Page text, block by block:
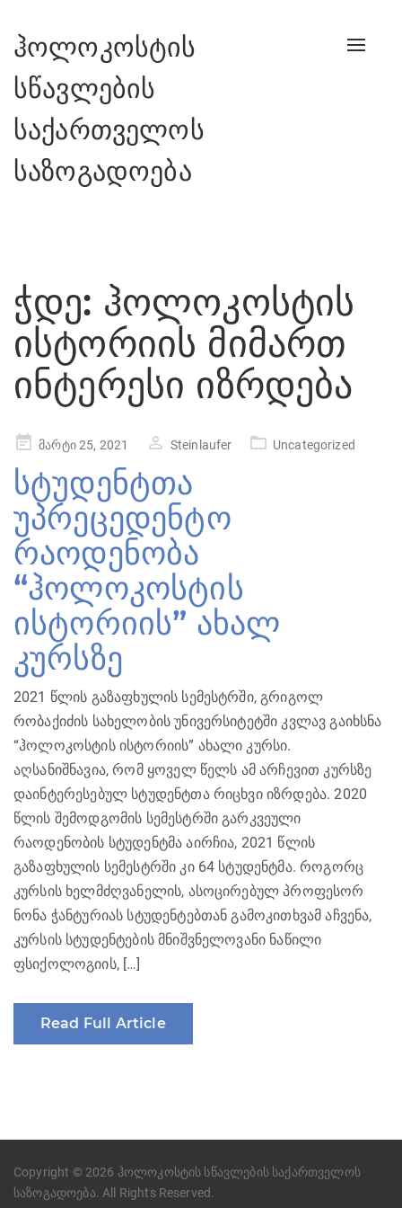
ჰოლოკოსტის
სწავლების
საქართველოს
საზოგადოება
Toggle
ჭდე: ჰოლოკოსტის
ისტორიის მიმართ
ინტერესი იზრდება
Postedმარტი 25, 2021 Steinlaufer Uncategorized
სტუდენტთა
უპრეცედენტო
რაოდენობა
“ჰოლოკოსტის
ისტორიის” ახალ
კურსზე
2021 წლის გაზაფხულის სემესტრში, გრიგოლ
რობაქიძის სახელობის უნივერსიტეტში კვლავ გაიხსნა
“ჰოლოკოსტის ისტორიის” ახალი კურსი.
აღსანიშნავია, რომ ყოველ წელს ამ არჩევით კურსზე
დაინტერესებულ სტუდენტთა რიცხვი იზრდება. 2020
წლის შემოდგომის სემესტრში გარკვეული
რაოდენობის სტუდენტმა აირჩია, 2021 წლის
გაზაფხულის სემესტრში კი 64 სტუდენტმა. როგორც
კურსის ხელმძღვანელის, ასოცირებულ პროფესორ
ნონა ჭანტურიას სტუდენტებთან გამოკითხვამ აჩვენა,
კურსის სტუდენტების მნიშვნელოვანი ნაწილი
ფსიქოლოგიის, […]
Read Full Article
Copyright © 2026 ჰოლოკოსტის სწავლების საქართველოს
საზოგადოება. All Rights Reserved.